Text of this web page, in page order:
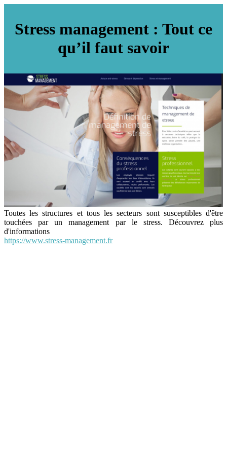
Stress management : Tout ce
qu’il faut savoir
Toutes les structures et tous les secteurs sont susceptibles d'être
touchées par un management par le stress. Découvrez plus
d'informations
https://www.stress-management.fr